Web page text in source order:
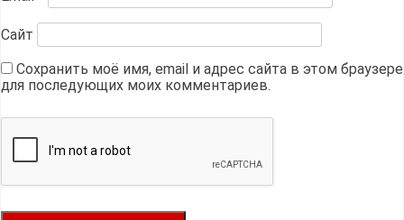
Сайт
Сохранить моё имя, email и адрес сайта в этом браузере
для последующих моих комментариев.